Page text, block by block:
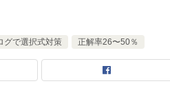
グで選択式対策 正解率26〜50％